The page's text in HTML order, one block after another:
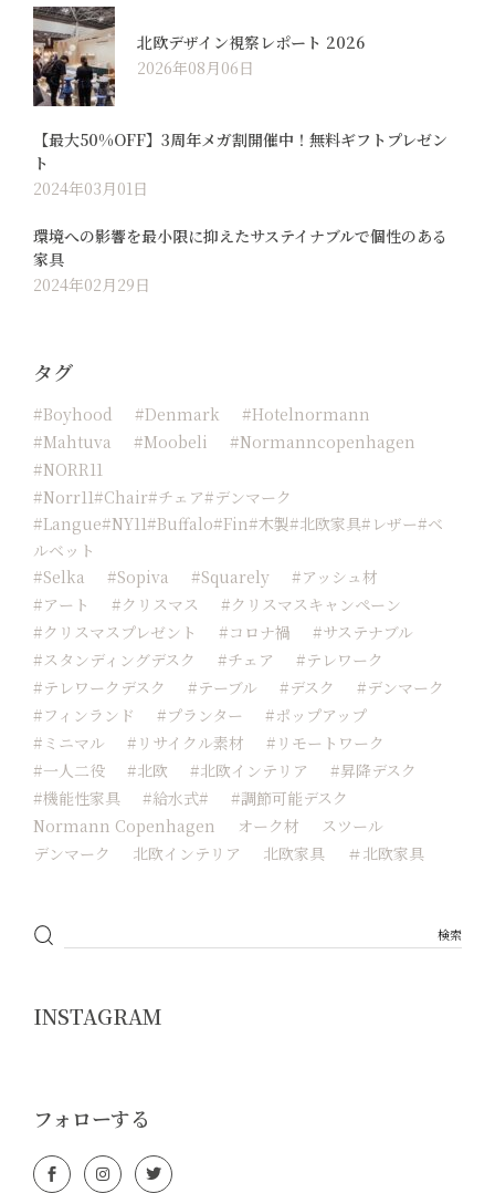
北欧デザイン視察レポート 2026
2026年08月06日
【最大50%OFF】3周年メガ割開催中！無料ギフトプレゼン
ト
2024年03月01日
環境への影響を最小限に抑えたサステイナブルで個性のある
家具
2024年02月29日
タグ
#boyhood #Denmark
#hotelnormann
#Mahtuva
#moobeli
#normanncopenhagen
#NORR11
#Norr11#chair#チェア#デンマーク
#langue#NY11#buffalo#fin#木製#北欧家具#レザー#ベ
ルベット
#Selka
#sopiva #squarely
#アッシュ材
#アート
#クリスマス
#クリスマスキャンペーン
#クリスマスプレゼント
#コロナ禍
#サステナブル
#スタンディングデスク
#チェア
#テレワーク
#テレワークデスク
#テーブル #デスク
#デンマーク
#フィンランド
#プランター
#ポップアップ
#ミニマル
#リサイクル素材
#リモートワーク
#一人二役
#北欧 #北欧インテリア
#昇降デスク
#機能性家具
#給水式#
#調節可能デスク
Normann Copenhagen
オーク材
スツール
デンマーク
北欧インテリア 北欧家具 ＃北欧家具
INSTAGRAM
フォローする